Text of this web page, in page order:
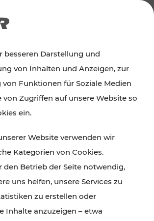
und das Burgenland
Kultur und Gastronomie,
purer Naturgenuss – viele
mit den Ticket- und Fahrplan-
VOR gut und schnell erreichbar.
besseren Darstellung und
von Inhalten und Anzeigen, zur
Funktionen für Soziale Medien
von Zugriffen auf unsere Website so
ein.
Website verwenden wir
Kategorien von Cookies.
den Betrieb der Seite notwendig,
uns helfen, unsere Services zu
zu erstellen oder
Inhalte anzuzeigen – etwa